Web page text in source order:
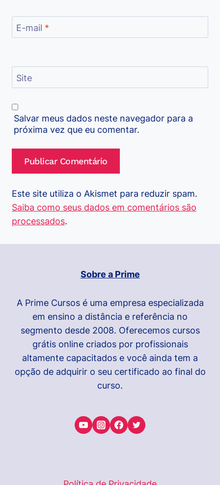
E-mail *
Site
Salvar meus dados neste navegador para a
próxima vez que eu comentar.
Este site utiliza o Akismet para reduzir spam.
Saiba como seus dados em comentários são
processados.
Sobre a Prime
A Prime Cursos é uma empresa especializada
em ensino a distância e referência no
segmento desde 2008. Oferecemos cursos
grátis online criados por profissionais
altamente capacitados e você ainda tem a
opção de adquirir o seu certificado ao final do
curso.